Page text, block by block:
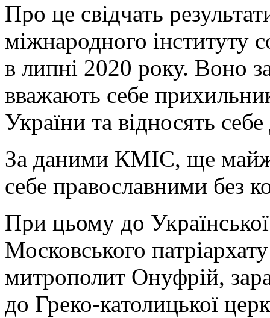
Про це свідчать
міжнародного інституту
в липні 2020 року. Воно
вважають себе
України та відносять себе
За даними КМІС, ще
себе православними без
При цьому до
Московського
митрополит Онуфрій,
до Греко-католицької